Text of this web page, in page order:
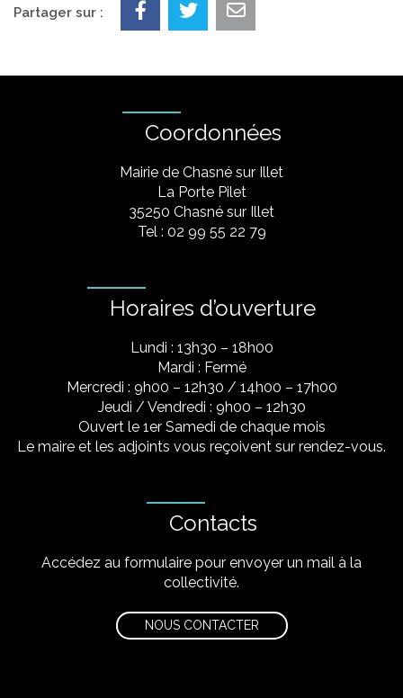
Partager sur :
Coordonnées
Mairie de Chasné sur Illet
La Porte Pilet
35250 Chasné sur Illet
Tel : 02 99 55 22 79
Horaires d’ouverture
Lundi : 13h30 – 18h00
Mardi : Fermé
Mercredi : 9h00 – 12h30 / 14h00 – 17h00
Jeudi / Vendredi : 9h00 – 12h30
Ouvert le 1er Samedi de chaque mois
Le maire et les adjoints vous reçoivent sur rendez-vous.
Contacts
Accédez au formulaire pour envoyer un mail à la
collectivité.
NOUS CONTACTER